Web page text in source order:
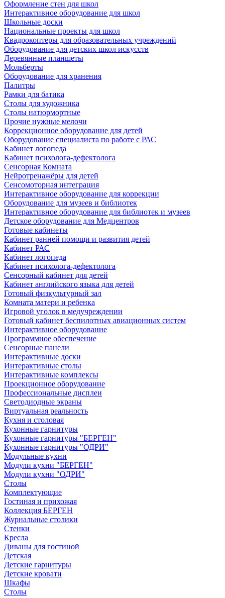
Оформление стен для школ
Интерактивное оборудование для школ
Школьные доски
Национальные проекты для школ
Квадрокоптеры для образовательных учреждений
Оборудование для детских школ искусств
Деревянные планшеты
Мольберты
Оборудование для хранения
Палитры
Рамки для батика
Столы для художника
Столы натюрмортные
Прочие нужные мелочи
Коррекционное оборудование для детей
Оборудование специалиста по работе с РАС
Кабинет логопеда
Кабинет психолога-дефектолога
Сенсорная Комната
Нейротренажёры для детей
Сенсомоторная интеграция
Интерактивное оборудование для коррекции
Оборудование для музеев и библиотек
Интерактивное оборудование для библиотек и музеев
Детское оборудование для Медцентров
Готовые кабинеты
Кабинет ранней помощи и развития детей
Кабинет РАС
Кабинет логопеда
Кабинет психолога-дефектолога
Сенсорный кабинет для детей
Кабинет английского языка для детей
Готовый физкультурный зал
Комната матери и ребенка
Игровой уголок в медучреждении
Готовый кабинет беспилотных авиационных систем
Интерактивное оборудование
Программное обеспечение
Сенсорные панели
Интерактивные доски
Интерактивные столы
Интерактивные комплексы
Проекционное оборудование
Профессиональные дисплеи
Светодиодные экраны
Виртуальная реальность
Кухня и столовая
Кухонные гарнитуры
Кухонные гарнитуры "БЕРГЕН"
Кухонные гарнитуры "ОДРИ"
Модульные кухни
Модули кухни "БЕРГЕН"
Модули кухни "ОДРИ"
Столы
Комплектующие
Гостиная и прихожая
Коллекция БЕРГЕН
Журнальные столики
Стенки
Кресла
Диваны для гостиной
Детская
Детские гарнитуры
Детские кровати
Шкафы
Столы